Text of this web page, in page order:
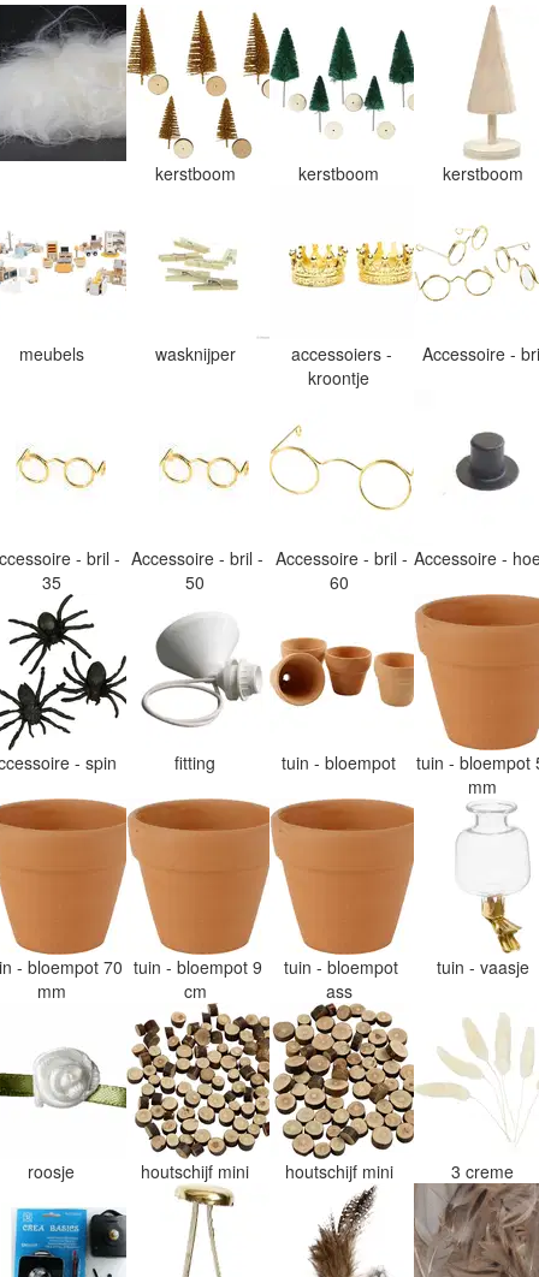
kerstboom kerstboom kerstboom
meubels wasknijper
accessoiers -
kroontje
Accessoire -
- bril -
35
Accessoire - bril -
50
Accessoire - bril -
60
Accessoire -
- spin fitting tuin - bloempot
tuin - bloempot
mm
- bloempot 70
mm
tuin - bloempot 9
cm
tuin - bloempot
ass
tuin - vaasje
roosje houtschijf mini houtschijf mini 3 creme